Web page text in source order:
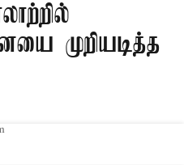
முறியடித்த